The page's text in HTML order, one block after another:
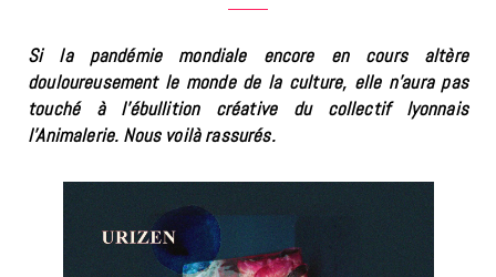
Si la pandémie mondiale encore en cours altère
douloureusement le monde de la culture, elle n’aura pas
touché à l’ébullition créative du collectif lyonnais
l’Animalerie. Nous voilà rassurés.